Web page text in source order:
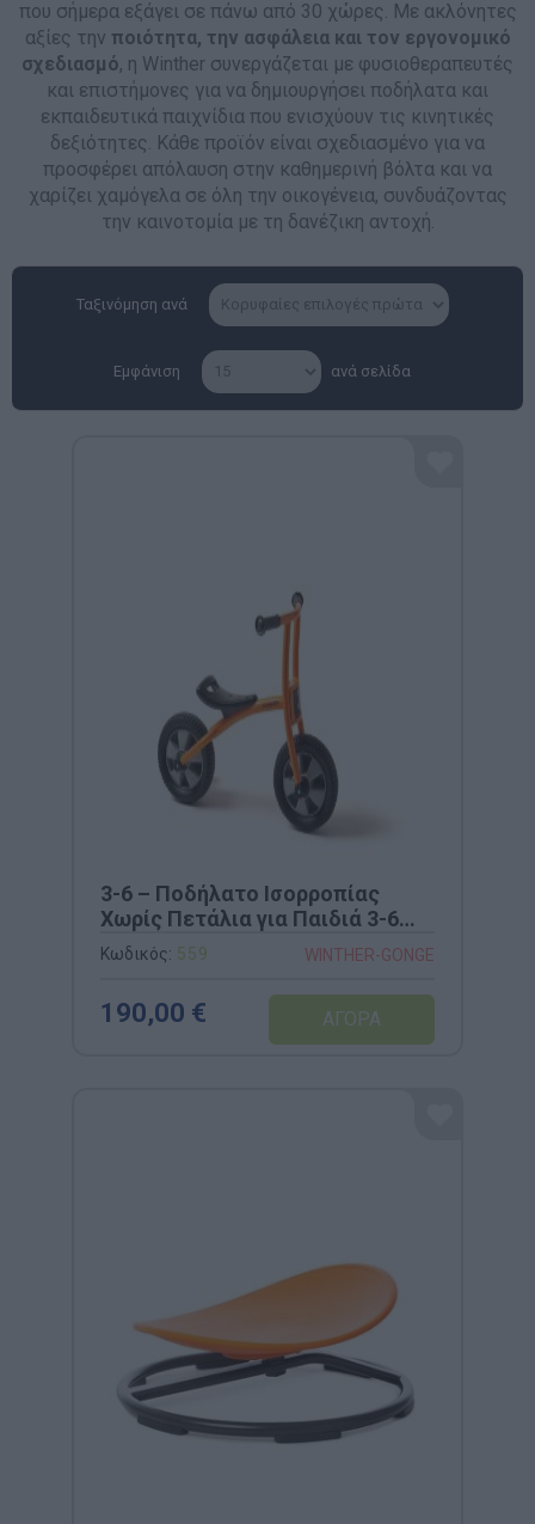
που σήμερα εξάγει σε πάνω από 30 χώρες. Με ακλόνητες
αξίες την ποιότητα, την ασφάλεια και τον εργονομικό
σχεδιασμό, η Winther συνεργάζεται με φυσιοθεραπευτές
και επιστήμονες για να δημιουργήσει ποδήλατα και
εκπαιδευτικά παιχνίδια που ενισχύουν τις κινητικές
δεξιότητες. Κάθε προϊόν είναι σχεδιασμένο για να
προσφέρει απόλαυση στην καθημερινή βόλτα και να
χαρίζει χαμόγελα σε όλη την οικογένεια, συνδυάζοντας
την καινοτομία με τη δανέζικη αντοχή.
Ταξινόμηση ανά
Εμφάνιση ανά σελίδα
3-6 – Ποδήλατο Ισορροπίας
Χωρίς Πετάλια για Παιδιά 3-6
Ετών (WINTHER)
Κωδικός: 559 WINTHER-GONGE
190,00 €